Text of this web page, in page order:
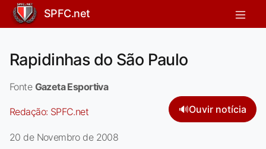
SPFC.net
Rapidinhas do São Paulo
Fonte Gazeta Esportiva
Redação: SPFC.net 🔊Ouvir notícia
20 de Novembro de 2008